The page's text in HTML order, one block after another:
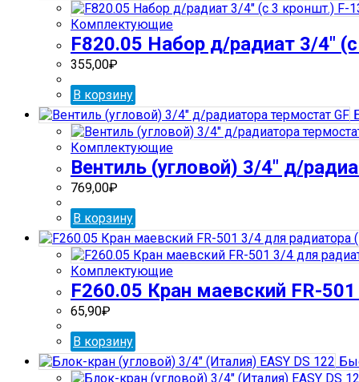
Комплектующие
F820.05 Набор д/радиат 3/4″
355,00₽
В корзину
Комплектующие
Вентиль (угловой) 3/4″ д/
769,00₽
В корзину
Комплектующие
F260.05 Кран маевский FR-
65,90₽
В корзину